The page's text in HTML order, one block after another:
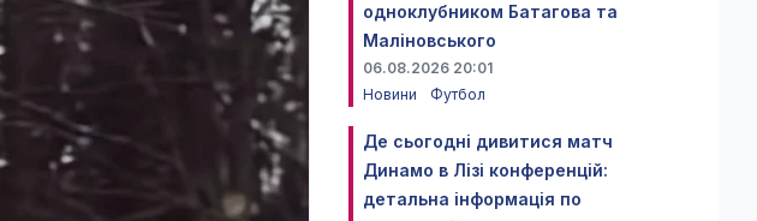
одноклубником Батагова та
Маліновського
06.08.2026 20:01
Новини
Футбол
Де сьогодні дивитися матч
Динамо в Лізі конференцій:
детальна інформація по